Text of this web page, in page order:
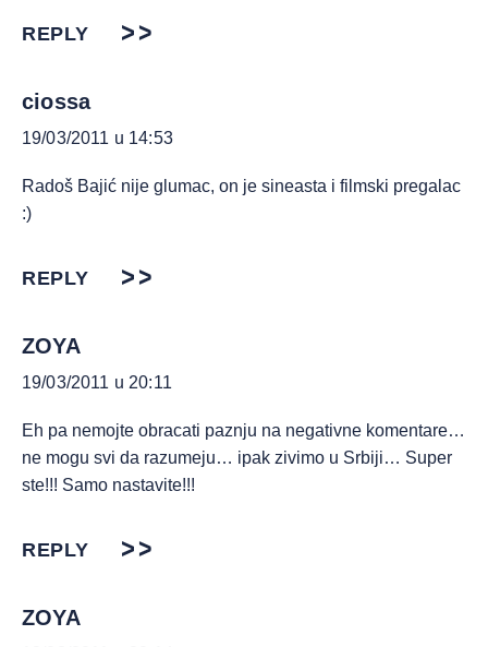
REPLY
ciossa
19/03/2011 u 14:53
Radoš Bajić nije glumac, on je sineasta i filmski pregalac
:)
REPLY
ZOYA
19/03/2011 u 20:11
Eh pa nemojte obracati paznju na negativne komentare…
ne mogu svi da razumeju… ipak zivimo u Srbiji… Super
ste!!! Samo nastavite!!!
REPLY
ZOYA